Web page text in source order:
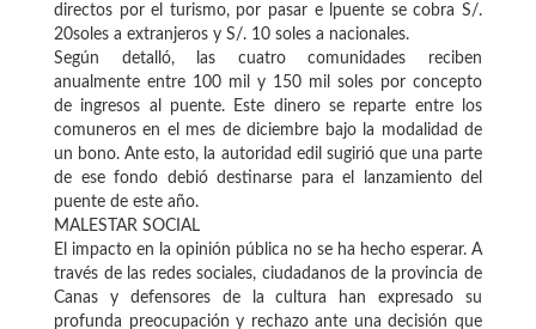
directos por el turismo, por pasar e lpuente se cobra S/.
20soles a extranjeros y S/. 10 soles a nacionales.
Según detalló, las cuatro comunidades reciben
anualmente entre 100 mil y 150 mil soles por concepto
de ingresos al puente. Este dinero se reparte entre los
comuneros en el mes de diciembre bajo la modalidad de
un bono. Ante esto, la autoridad edil sugirió que una parte
de ese fondo debió destinarse para el lanzamiento del
puente de este año.
MALESTAR SOCIAL
El impacto en la opinión pública no se ha hecho esperar. A
través de las redes sociales, ciudadanos de la provincia de
Canas y defensores de la cultura han expresado su
profunda preocupación y rechazo ante una decisión que